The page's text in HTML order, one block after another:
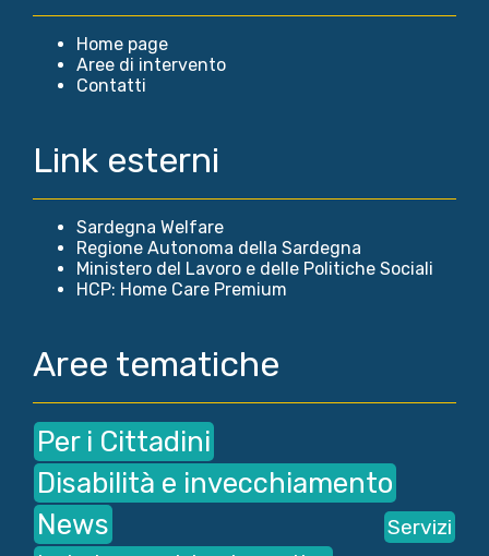
Home page
Aree di intervento
Contatti
Link esterni
Sardegna Welfare
Regione Autonoma della Sardegna
Ministero del Lavoro e delle Politiche Sociali
HCP: Home Care Premium
Aree tematiche
Per i Cittadini
Disabilità e invecchiamento
News
Servizi